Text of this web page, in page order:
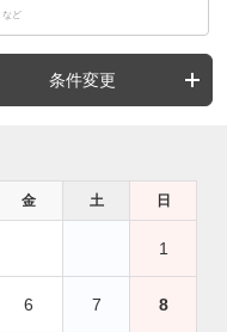
など
条件変更
金 土 日
1
6 7 8